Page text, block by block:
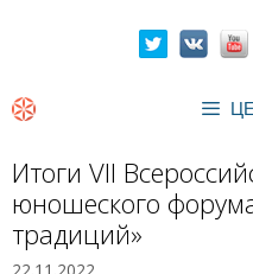
Итоги VII
юношеского
традиций»